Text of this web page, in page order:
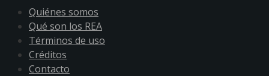
Quiénes somos
Qué son los REA
Términos de uso
Créditos
Contacto